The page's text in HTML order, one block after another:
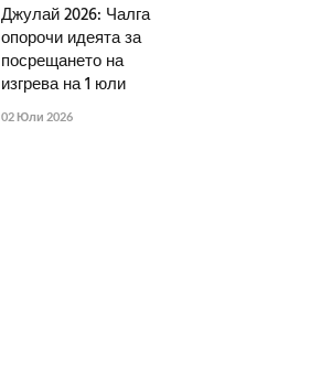
Джулай 2026: Чалга
опорочи идеята за
посрещането на
изгрева на 1 юли
02 Юли 2026